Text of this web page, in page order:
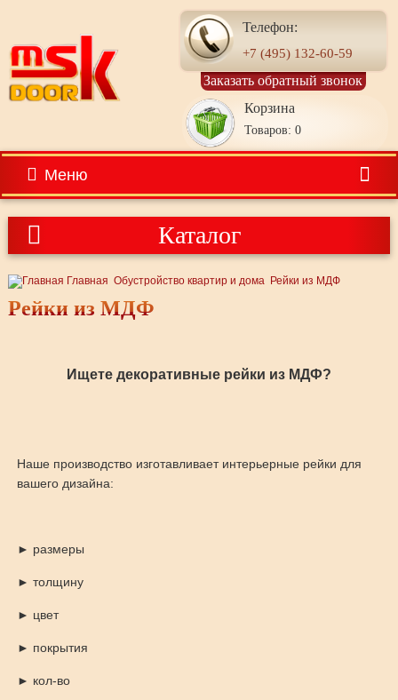
Телефон:
+7 (495) 132-60-59
Заказать обратный звонок
Корзина
Товаров: 0
Меню
Каталог
Главная Обустройство квартир и дома Рейки из МДФ
Рейки из МДФ
Ищете декоративные рейки из МДФ?
Наше производство изготавливает интерьерные рейки для
вашего дизайна:
► размеры
► толщину
► цвет
► покрытия
► кол-во